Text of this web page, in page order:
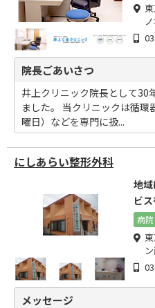
院長ごあいさつ
井上クリニック院長として30
ました。 当クリニックは循
曜日）などを専門に扱...
にしあらい整形外科
地
ビ
病
メッセージ